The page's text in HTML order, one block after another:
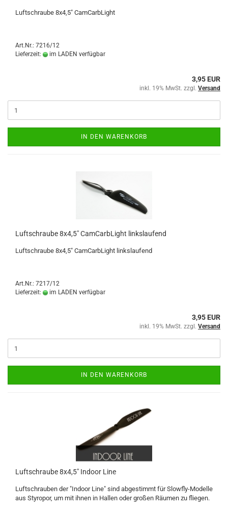
Luftschraube 8x4,5" CamCarbLight
Art.Nr.: 7216/12
Lieferzeit:
im LADEN verfügbar
3,95 EUR
inkl. 19% MwSt. zzgl. Versand
IN DEN WARENKORB
Luftschraube 8x4,5" CamCarbLight linkslaufend
Luftschraube 8x4,5" CamCarbLight linkslaufend
Art.Nr.: 7217/12
Lieferzeit:
im LADEN verfügbar
3,95 EUR
inkl. 19% MwSt. zzgl. Versand
IN DEN WARENKORB
Luftschraube 8x4,5" Indoor Line
Luftschrauben der "Indoor Line" sind abgestimmt für Slowfly-Modelle
aus Styropor, um mit ihnen in Hallen oder großen Räumen zu fliegen.